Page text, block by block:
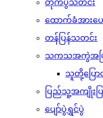
တိုက်ပွဲသတင်း
ထောက်ခံအားပေ
တန်ပြန်သတင်း
သကသအကွဲအပ
သူတို့ပြေ
ပြည်သူ့အကျိုးပ
ပျော်ပွဲရွှင်ပွဲ